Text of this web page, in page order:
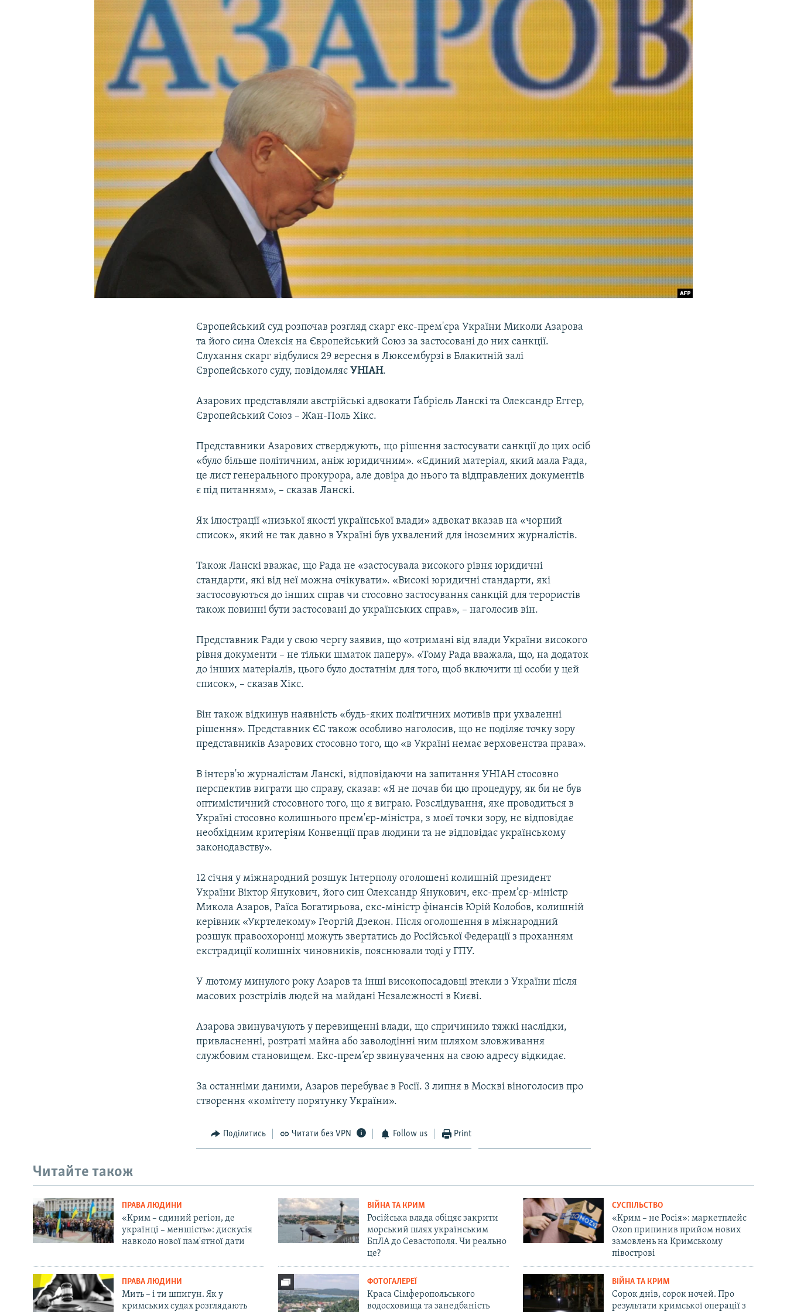
УКРАЇНСЬКА ПРОБЛЕМА КРИМУ
Європейський суд розпочав розгляд скарг екс-прем'єра України Миколи Азарова
та його сина Олексія на Європейський Союз за застосовані до них санкції.
Слухання скарг відбулися 29 вересня в Люксембурзі в Блакитній залі
Європейського суду, повідомляєУНІАН.
Азарових представляли австрійські адвокати Ґабріель Ланскі та Олександр Еггер,
Європейський Союз – Жан-Поль Хікс.
Представники Азарових стверджують, що рішення застосувати санкції до цих осіб
«було більше політичним, аніж юридичним». «Єдиний матеріал, який мала Рада,
це лист генерального прокурора, але довіра до нього та відправлених документів
є під питанням», – сказав Ланскі.
Як ілюстрації «низької якості української влади» адвокат вказав на «чорний
список», який не так давно в Україні був ухвалений для іноземних журналістів.
Також Ланскі вважає, що Рада не «застосувала високого рівня юридичні
стандарти, які від неї можна очікувати». «Високі юридичні стандарти, які
застосовуються до інших справ чи стосовно застосування санкцій для терористів
також повинні бути застосовані до українських справ», – наголосив він.
Представник Ради у свою чергу заявив, що «отримані від влади України високого
рівня документи – не тільки шматок паперу». «Тому Рада вважала, що, на додаток
до інших матеріалів, цього було достатнім для того, щоб включити ці особи у цей
список», – сказав Хікс.
Він також відкинув наявність «будь-яких політичних мотивів при ухваленні
рішення». Представник ЄС також особливо наголосив, що не поділяє точку зору
представників Азарових стосовно того, що «в Україні немає верховенства права».
В інтерв'ю журналістам Ланскі, відповідаючи на запитання УНІАН стосовно
перспектив виграти цю справу, сказав: «Я не почав би цю процедуру, як би не був
оптимістичний стосовного того, що я виграю. Розслідування, яке проводиться в
Україні стосовно колишнього прем'єр-міністра, з моєї точки зору, не відповідає
необхідним критеріям Конвенції прав людини та не відповідає українському
законодавству».
12 січня у міжнародний розшук Інтерполу оголошені колишній президент
України Віктор Янукович, його син Олександр Янукович, екс-прем’єр-міністр
Микола Азаров, Раїса Богатирьова, екс-міністр фінансів Юрій Колобов, колишній
керівник «Укртелекому» Георгій Дзекон. Після оголошення в міжнародний
розшук правоохоронці можуть звертатись до Російської Федерації з проханням
екстрадиції колишніх чиновників, пояснювали тоді у ГПУ.
У лютому минулого року Азаров та інші високопосадовці втекли з України після
масових розстрілів людей на майдані Незалежності в Києві.
Азарова звинувачують у перевищенні влади, що спричинило тяжкі наслідки,
привласненні, розтраті майна або заволодінні ним шляхом зловживання
службовим становищем. Екс-прем’єр звинувачення на свою адресу відкидає.
За останніми даними, Азаров перебуває в Росії. 3 липня в Москві віноголосив про
створення «комітету порятунку України».
Поділитись Читати без VPN Follow us Print
Читайте також
ПРАВА ЛЮДИНИ
«Крим – єдиний регіон, де
українці – меншість»: дискусія
навколо нової пам'ятної дати
ВІЙНА ТА КРИМ
Російська влада обіцяє закрити
морський шлях українським
БпЛА до Севастополя. Чи реально
це?
СУСПІЛЬСТВО
«Крим – не Росія»: маркетплейс
Ozon припинив прийом нових
замовлень на Кримському
півострові
ПРАВА ЛЮДИНИ
Мить – і ти шпигун. Як у
кримських судах розглядають
ФОТОГАЛЕРЕЇ
Краса Сімферопольського
водосховища та занедбаність
ВІЙНА ТА КРИМ
Сорок днів, сорок ночей. Про
результати кримської операції з